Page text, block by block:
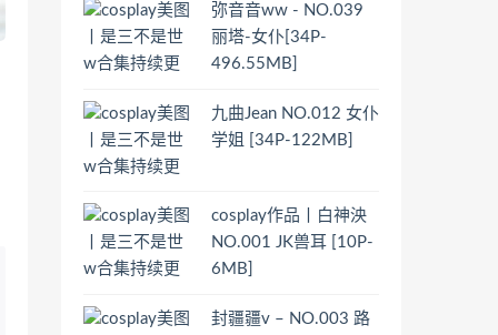
弥音音ww - NO.039
丽塔-女仆[34P-
496.55MB]
九曲Jean NO.012 女仆
学姐 [34P-122MB]
cosplay作品丨白神泱
NO.001 JK兽耳 [10P-
6MB]
封疆疆v – NO.003 路